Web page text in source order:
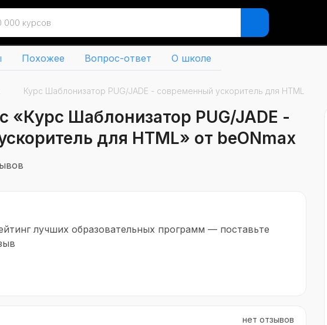
Похожее Вопрос-ответ О школе
Курс Шаблонизатор PUG/JADE - современный ускоритель для HTML
«Курс Шаблонизатор PUG/JADE -
для HTML» от beONmax
лучших образовательных программ — поставьте
нет отзывов